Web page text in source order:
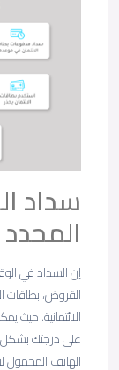
سداد
المحدد
إن السداد في
القروض، بطاقات
الائتمانية. حيث
على درجتك بشكل
الهاتف المحمول